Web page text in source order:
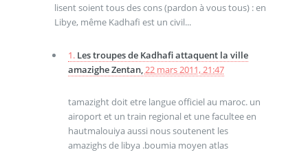
lisent soient tous des cons (pardon à vous tous) : en
Libye, même Kadhafi est un civil...
1. Les troupes de Kadhafi attaquent la ville
amazighe Zentan, 22 mars 2011, 21:47
tamazight doit etre langue officiel au maroc. un
airoport et un train regional et une facultee en
hautmalouiya aussi nous soutenent les
amazighs de libya .boumia moyen atlas